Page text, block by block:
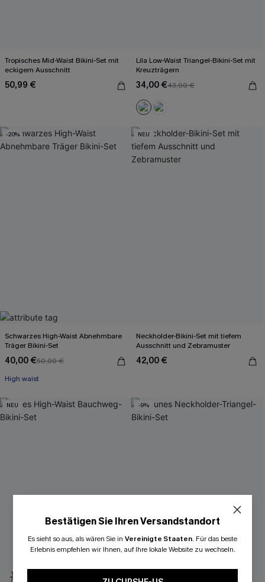
Tropisches Mid-Waist Bikini-Set mit
eckigem Ausschnitt
50,99 €
Lila Low-Waist Triangel-Bikini-Set mit
Kreuzträgern
34,00 €43,00 €
-20%
Schwarzes High-Waist Abnehmbare
Träger Bikini-Set
40,00 €50,00 €
High waist
NEU
Neckholder-Bikini-Set mit tiefem
Ausschnitt und Zebramuster
42,00 €
NEU -9%
Bestätigen Sie Ihren Versandstandort
Es sieht so aus, als wären Sie in Vereinigte Staaten. Für das beste
Erlebnis empfehlen wir Ihnen, auf Ihre lokale Website zu wechseln.